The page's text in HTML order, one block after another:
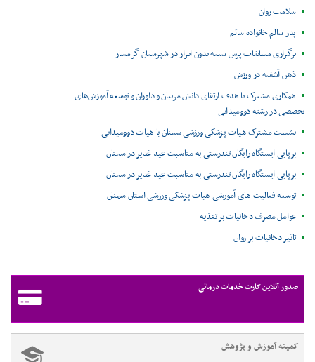
سلامت روان
پدر سالم خانواده سالم
برگزاری مسابقات پرس سینه بدون ابزار در شهرستان گرمسار
ذهن آشفته در ورزش
همکاری مشترک با هدف ارتقای دانش مربیان و داوران و توسعه آموزش‌های
تخصصی در رشته دوومیدانی
نشست مشترک هیات پزشکی ورزشی سمنان با هیات دوومیدانی
برپایی ایستگاه رایگان تندرستی به مناسبت عید غدیر در سمنان
برپایی ایستگاه رایگان تندرستی به مناسبت عید غدیر در سمنان
توسعه فعالیت های آموزشی هیات پزشکی ورزشی استان سمنان
عوامل مصرف دخانیات بر تغذیه
تاثیر دخانیات بر روان
صدور آنلاین کارت خدمات درمانی
کمیته آموزش و پژوهش